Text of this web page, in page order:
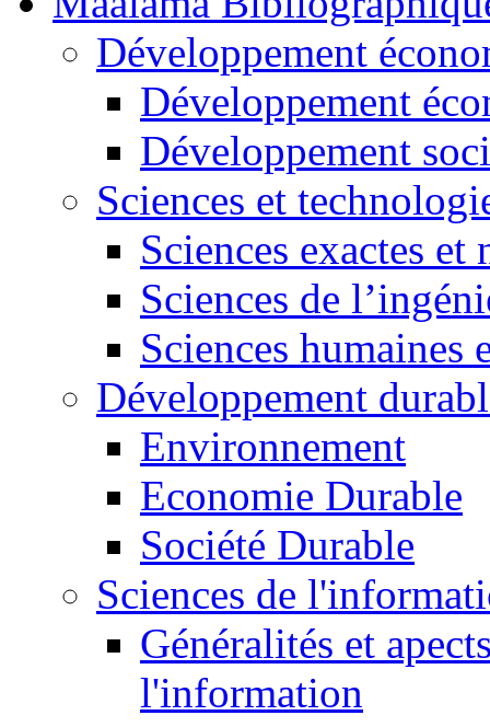
Développement
Développement
Développement
Sciences et
Sciences exactes et
Sciences de
Sciences humaines
Développement
Environnement
Economie Durable
Société Durable
Sciences de
Généralités et
l'information